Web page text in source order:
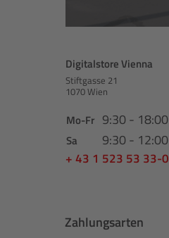
Digitalstore Vienna
Stiftgasse 21
1070 Wien
Mo-Fr 9:30 - 18:00
Sa 9:30 - 12:00
+ 43 1 523 53 33-0
Zahlungsarten